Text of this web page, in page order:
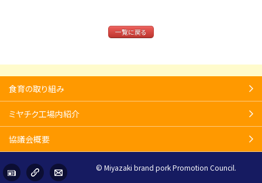
一覧に戻る
食育の取り組み
ミヤチク工場内紹介
協議会概要
© Miyazaki brand pork Promotion Council.